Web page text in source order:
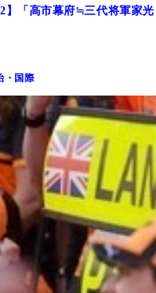
】「高市幕府≒三代将軍家光
・国際